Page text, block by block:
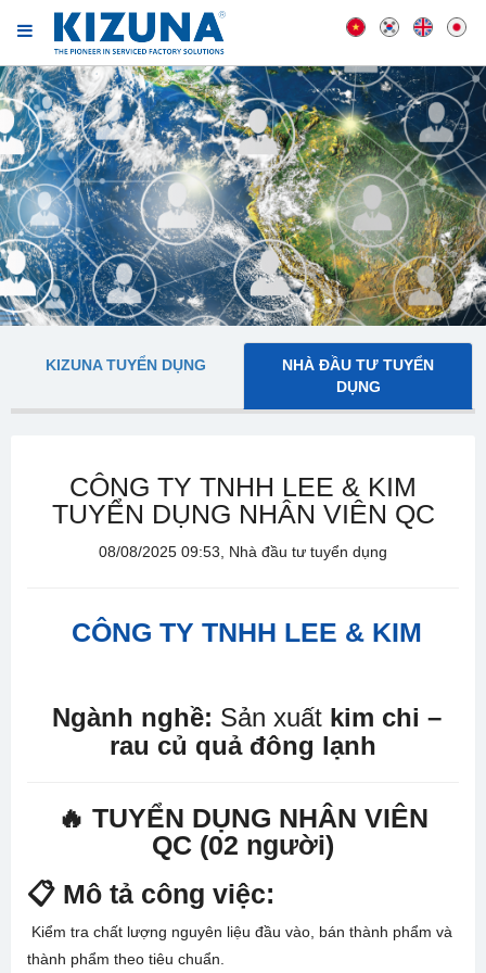
KIZUNA TUYỂN DỤNG
NHÀ ĐẦU TƯ TUYỂN
DỤNG
CÔNG TY TNHH LEE & KIM
TUYỂN DỤNG NHÂN VIÊN QC
08/08/2025 09:53, Nhà đầu tư tuyển dụng
CÔNG TY TNHH LEE & KIM
Ngành nghề: Sản xuất kim chi –
rau củ quả đông lạnh
🔥 TUYỂN DỤNG NHÂN VIÊN
QC (02 người)
📋 Mô tả công việc:
Kiểm tra chất lượng nguyên liệu đầu vào, bán thành phẩm và
thành phẩm theo tiêu chuẩn.